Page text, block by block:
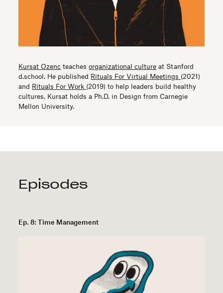
Kursat Ozenc teachesorganizational culture at Stanford
d.school. He published Rituals For Virtual Meetings (2021)
and Rituals For Work (2019) to help leaders build healthy
cultures. Kursat holds a Ph.D. in Design from Carnegie
Mellon University.
Episodes
Ep. 8: Time Management